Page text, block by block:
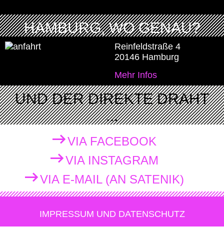
HAMBURG, WO GENAU?
Reinfeldstraße 4
20146 Hamburg
Mehr Infos
UND DER DIREKTE DRAHT
...
VIA FACEBOOK
VIA INSTAGRAM
VIA E-MAIL (AN SATENIK)
IMPRESSUM UND DATENSCHUTZ